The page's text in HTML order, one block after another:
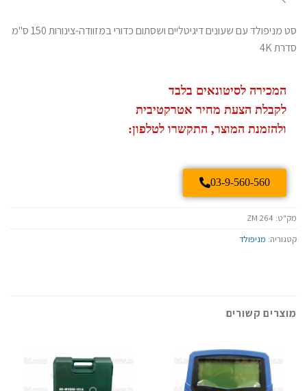
סט מניפולד עם שעונים דיגיטליים ושסתום כדורי במזוודה-צינורות 150 ס"מ
סדרת 4K
המכירה לסיטונאים בלבד
לקבלת הצעת מחיר אטרקטיבית
ולהזמנת המוצר, התקשרו לטלפון:
03-9-560-560
מק"ט: ZM 264
קטגוריה: מניפולד
מוצרים קשורים